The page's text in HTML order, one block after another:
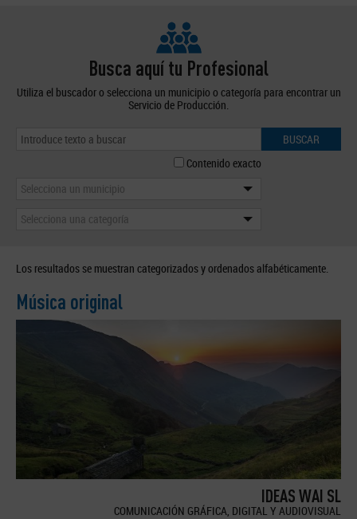
Busca aquí tu Profesional
Utiliza el buscador o selecciona un municipio o categoría para encontrar un
Servicio de Producción.
BUSCAR
Contenido exacto
Selecciona un municipio
Selecciona una categoría
Los resultados se muestran categorizados y ordenados alfabéticamente.
Música original
IDEAS WAI SL
COMUNICACIÓN GRÁFICA, DIGITAL Y AUDIOVISUAL